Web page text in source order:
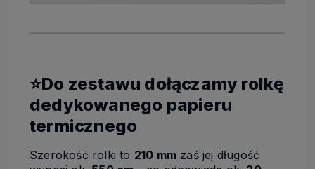
⭐Do zestawu dołączamy rolkę
dedykowanego papieru
termicznego
Szerokość rolki to 210 mm zaś jej długość